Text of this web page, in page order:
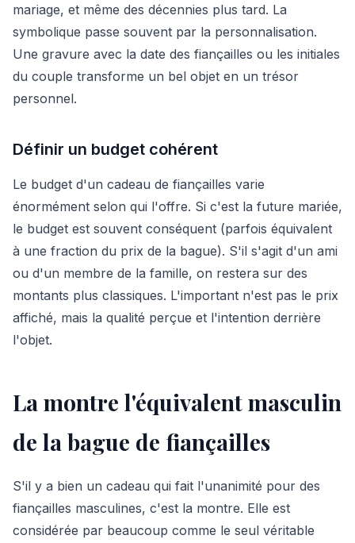
mariage, et même des décennies plus tard. La
symbolique passe souvent par la personnalisation.
Une gravure avec la date des fiançailles ou les initiales
du couple transforme un bel objet en un trésor
personnel.
Définir un budget cohérent
Le budget d'un cadeau de fiançailles varie
énormément selon qui l'offre. Si c'est la future mariée,
le budget est souvent conséquent (parfois équivalent
à une fraction du prix de la bague). S'il s'agit d'un ami
ou d'un membre de la famille, on restera sur des
montants plus classiques. L'important n'est pas le prix
affiché, mais la qualité perçue et l'intention derrière
l'objet.
La montre l'équivalent masculin
de la bague de fiançailles
S'il y a bien un cadeau qui fait l'unanimité pour des
fiançailles masculines, c'est la montre. Elle est
considérée par beaucoup comme le seul véritable